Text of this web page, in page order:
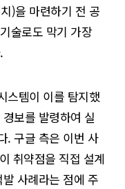
)을 마련하기 전 공
술로도 막기 가장
스템이 이를 탐지했
보를 발령하여 실
. 구글 측은 이번 사
취약점을 직접 설계
사례라는 점에 주